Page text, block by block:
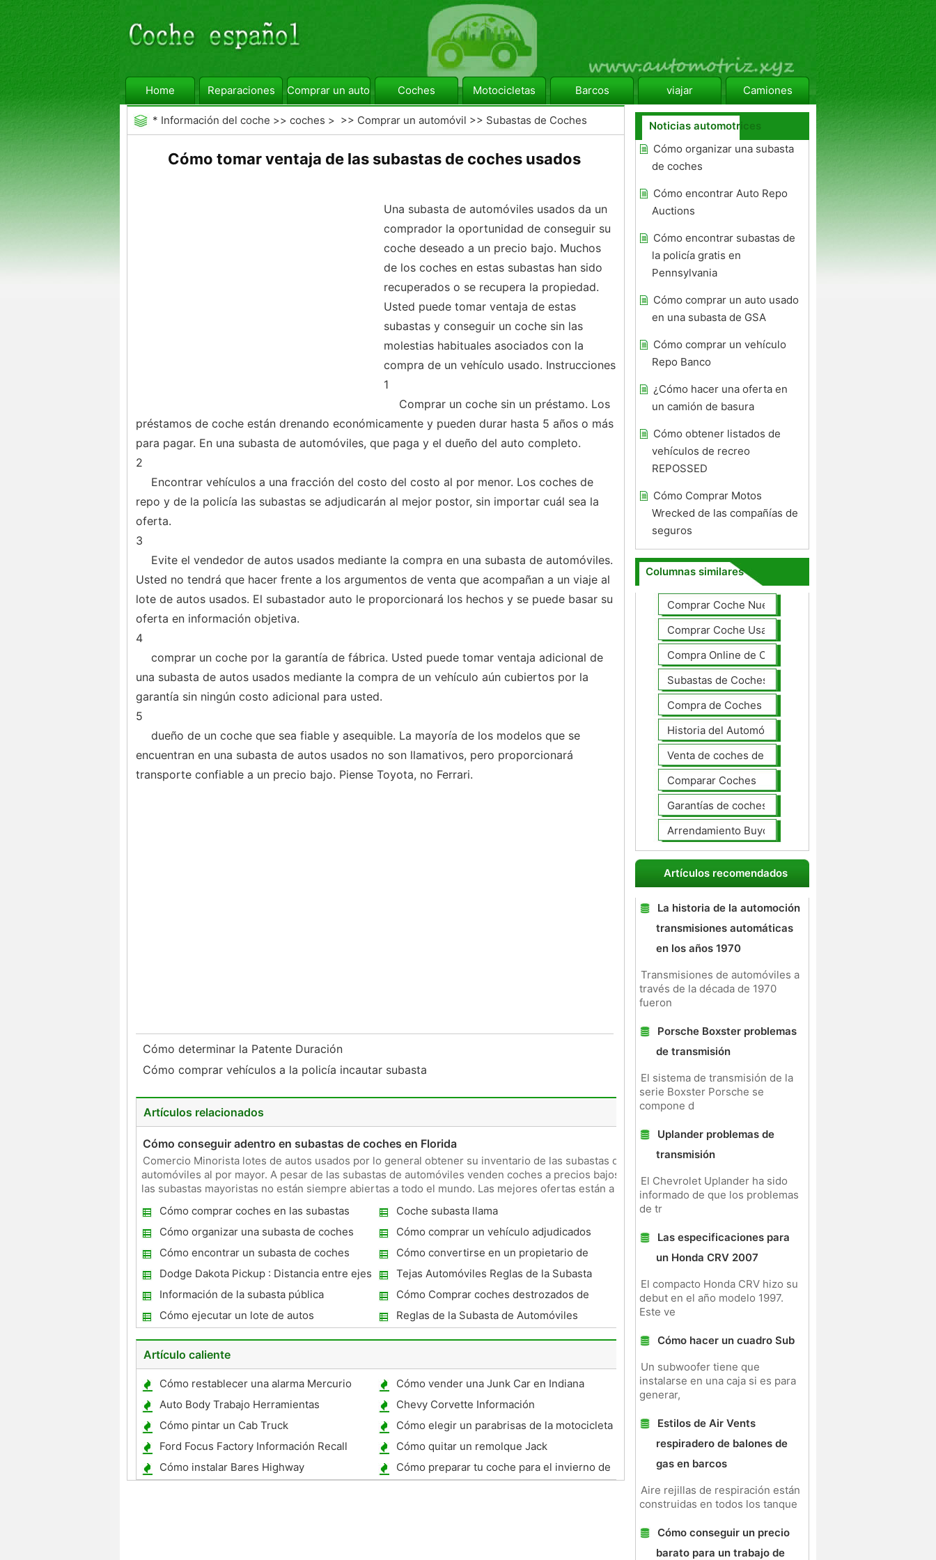
Home Reparaciones Comprar un automóvil Coches Motocicletas Barcos viajar Camiones
* Información del coche >> coches > >> Comprar un automóvil >> Subastas de Coches
Cómo tomar ventaja de las subastas de coches usados ​​
Una subasta de automóviles usados ​​da un
comprador la oportunidad de conseguir su
coche deseado a un precio bajo. Muchos
de los coches en estas subastas han sido
recuperados o se recupera la propiedad.
Usted puede tomar ventaja de estas
subastas y conseguir un coche sin las
molestias habituales asociados con la
compra de un vehículo usado. Instrucciones
1
Comprar un coche sin un préstamo. Los
préstamos de coche están drenando económicamente y pueden durar hasta 5 años o más
para pagar. En una subasta de automóviles, que paga y el dueño del auto completo.
2
Encontrar vehículos a una fracción del costo del costo al por menor. Los coches de
repo y de la policía las subastas se adjudicarán al mejor postor, sin importar cuál sea la
oferta.
3
Evite el vendedor de autos usados ​​mediante la compra en una subasta de automóviles.
Usted no tendrá que hacer frente a los argumentos de venta que acompañan a un viaje al
lote de autos usados. El subastador auto le proporcionará los hechos y se puede basar su
oferta en información objetiva.
4
comprar un coche por la garantía de fábrica. Usted puede tomar ventaja adicional de
una subasta de autos usados ​​mediante la compra de un vehículo aún cubiertos por la
garantía sin ningún costo adicional para usted.
5
dueño de un coche que sea fiable y asequible. La mayoría de los modelos que se
encuentran en una subasta de autos usados ​​no son llamativos, pero proporcionará
transporte confiable a un precio bajo. Piense Toyota, no Ferrari.
Cómo determinar la Patente Duración
Cómo comprar vehículos a la policía incautar subasta
Artículos relacionados
Cómo conseguir adentro en subastas de coches en Florida
Comercio Minorista lotes de autos usados ​​por lo general obtener su inventario de las subastas de
automóviles al por mayor. A pesar de las subastas de automóviles venden coches a precios bajos,
las subastas mayoristas no están siempre abiertas a todo el mundo. Las mejores ofertas están a
Cómo comprar coches en las subastas
Dealer
Coche subasta llama
Cómo organizar una subasta de coches
Cómo comprar un vehículo adjudicados
Cómo encontrar un subasta de coches
Local
Cómo convertirse en un propietario de
coches incautados en venta
Dodge Dakota Pickup : Distancia entre ejes
y Tread Especificaciones
Tejas Automóviles Reglas de la Subasta
Información de la subasta pública
Cómo Comprar coches destrozados de
compañías de seguros
Cómo ejecutar un lote de autos Reglas de la Subasta de Automóviles
Artículo caliente
Cómo restablecer una alarma Mercurio
Mountaineer
Cómo vender una Junk Car en Indiana
Auto Body Trabajo Herramientas
Chevy Corvette Información
Cómo pintar un Cab Truck
Cómo elegir un parabrisas de la motocicleta
Ford Focus Factory Información Recall
Cómo quitar un remolque Jack
Cómo instalar Bares Highway
Cómo preparar tu coche para el invierno de
almacenamiento
Noticias automotrices
Cómo organizar una subasta
de coches
Cómo encontrar Auto Repo
Auctions
Cómo encontrar subastas de
la policía gratis en
Pennsylvania
Cómo comprar un auto usado
en una subasta de GSA
Cómo comprar un vehículo
Repo Banco
¿Cómo hacer una oferta en
un camión de basura
Cómo obtener listados de
vehículos de recreo
REPOSSED
Cómo Comprar Motos
Wrecked de las compañías de
seguros
Columnas similares
Comprar Coche Nuevo
Comprar Coche Usado
Compra Online de Coches
Subastas de Coches
Compra de Coches Basics
Historia del Automóvil
Venta de coches de lujo
Comparar Coches
Garantías de coches ampliado
Arrendamiento Buyout
Artículos recomendados
La historia de la automoción
transmisiones automáticas
en los años 1970
Transmisiones de automóviles a
través de la década de 1970
fueron
Porsche Boxster problemas
de transmisión
El sistema de transmisión de la
serie Boxster Porsche se
compone d
Uplander problemas de
transmisión
El Chevrolet Uplander ha sido
informado de que los problemas
de tr
Las especificaciones para
un Honda CRV 2007
El compacto Honda CRV hizo su
debut en el año modelo 1997.
Este ve
Cómo hacer un cuadro Sub
Un subwoofer tiene que
instalarse en una caja si es para
generar,
Estilos de Air Vents
respiradero de balones de
gas en barcos
Aire rejillas de respiración están
construidas en todos los tanque
Cómo conseguir un precio
barato para un trabajo de